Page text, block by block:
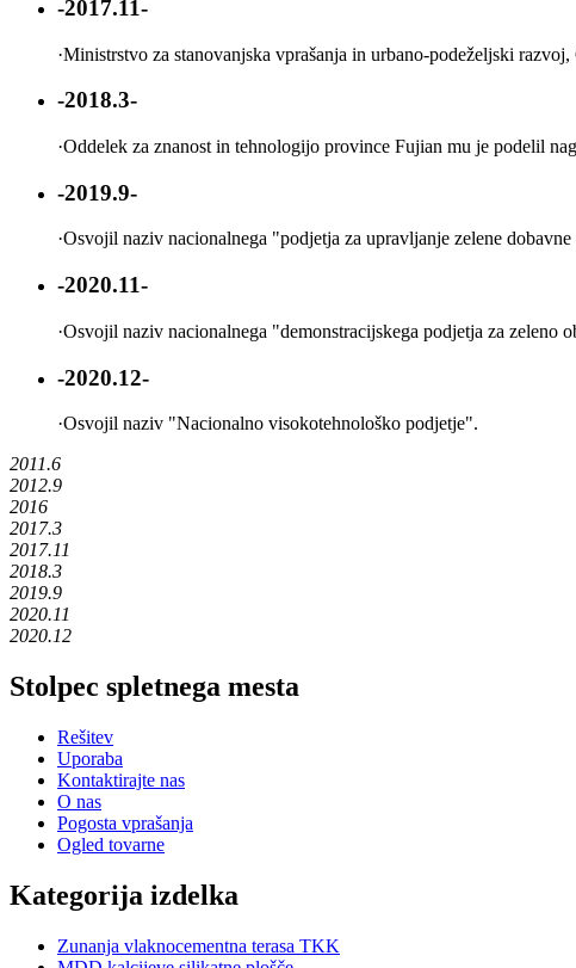
-2017.11-
·Ministrstvo za stanovanjska vprašanja in urbano-podeželjski
-2018.3-
·Oddelek za znanost in tehnologijo province Fujian mu je podelil
-2019.9-
·Osvojil naziv nacionalnega "podjetja za upravljanje zelene
-2020.11-
·Osvojil naziv nacionalnega "demonstracijskega podjetja za zeleno
-2020.12-
·Osvojil naziv "Nacionalno visokotehnološko podjetje".
2011.6
2012.9
2016
2017.3
2017.11
2018.3
2019.9
2020.11
2020.12
Stolpec spletnega mesta
Rešitev
Uporaba
Kontaktirajte nas
O nas
Pogosta vprašanja
Ogled tovarne
Kategorija izdelka
Zunanja vlaknocementna terasa TKK